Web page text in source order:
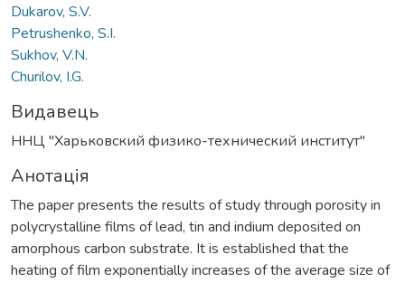
Dukarov, S.V.
Petrushenko, S.I.
Sukhov, V.N.
Churilov, I.G.
Видавець
ННЦ "Харьковский физико-технический институт"
Анотація
The paper presents the results of study through porosity in
polycrystalline films of lead, tin and indium deposited on
amorphous carbon substrate. It is established that the
heating of film exponentially increases of the average size of